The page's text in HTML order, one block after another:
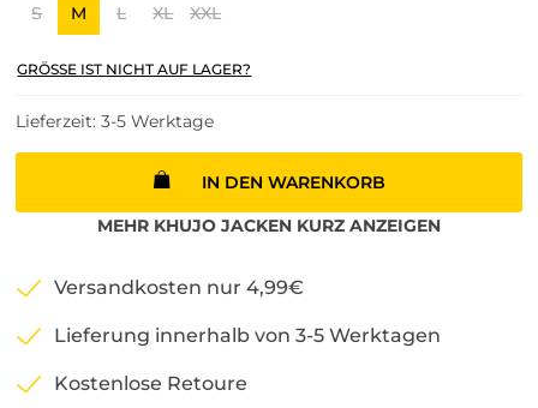
S M L XL XXL
GRÖSSE IST NICHT AUF LAGER?
Lieferzeit: 3-5 Werktage
IN DEN WARENKORB
MEHR KHUJO JACKEN KURZ ANZEIGEN
Versandkosten nur 4,99€
Lieferung innerhalb von 3-5 Werktagen
Kostenlose Retoure